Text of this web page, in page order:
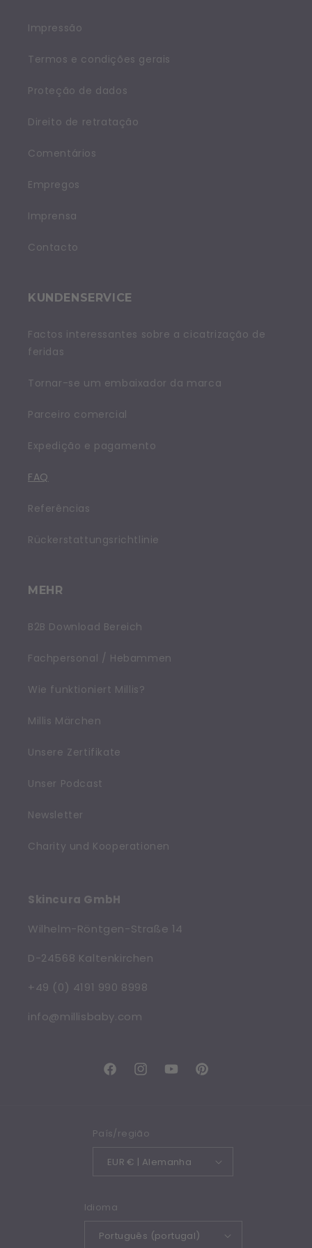
Impressão
Termos e condições gerais
Proteção de dados
Direito de retratação
Comentários
Empregos
Imprensa
Contacto
KUNDENSERVICE
Factos interessantes sobre a cicatrização de
feridas
Tornar-se um embaixador da marca
Parceiro comercial
Expedição e pagamento
FAQ
Referências
Rückerstattungsrichtlinie
MEHR
B2B Download Bereich
Fachpersonal / Hebammen
Wie funktioniert Millis?
Millis Märchen
Unsere Zertifikate
Unser Podcast
Newsletter
Charity und Kooperationen
Skincura GmbH
Wilhelm-Röntgen-Straße 14
D-24568 Kaltenkirchen
+49 (0) 4191 990 8998
info@millisbaby.com
FacebookInstagramYouTubePinterest
País/região
EUR € | Alemanha
Idioma
Português (portugal)